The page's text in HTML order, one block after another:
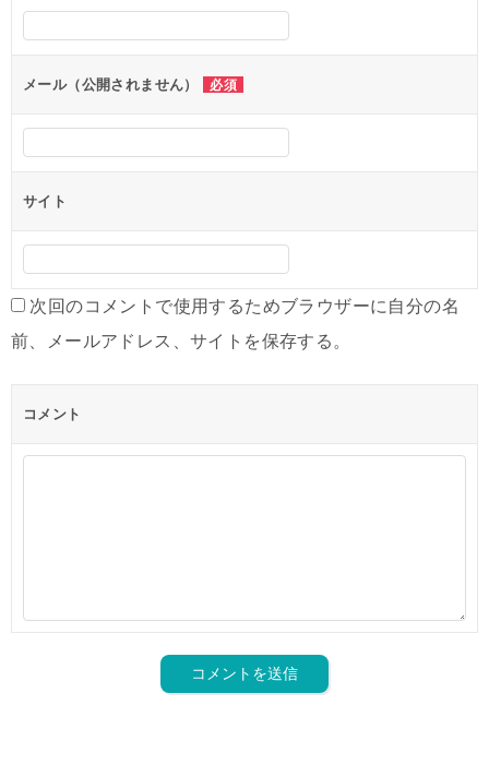
シ
ョ
ンメール（公開されません） 必須
サイト
次回のコメントで使用するためブラウザーに自分の名
前、メールアドレス、サイトを保存する。
コメント